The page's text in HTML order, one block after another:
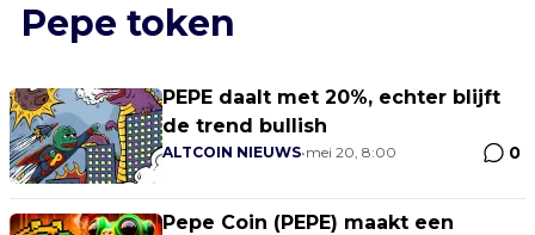
Pepe token
PEPE daalt met 20%, echter blijft
de trend bullish
ALTCOIN NIEUWS•mei 20, 8:00 0
Pepe Coin (PEPE) maakt een